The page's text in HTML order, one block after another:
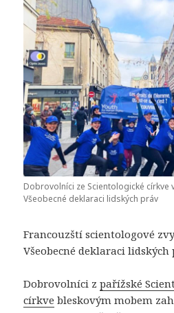
Dobrovolníci ze Scientologické církve
Všeobecné deklaraci lidských práv
Francouzští scientologové
Všeobecné deklaraci lidských
Dobrovolníci zpařížské
církve bleskovým mobem